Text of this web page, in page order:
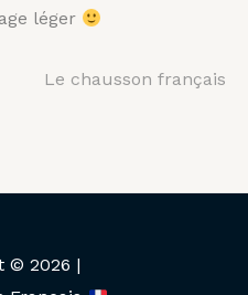
léger
Le chausson français
© 2026 |